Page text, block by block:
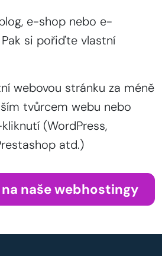
e-shop nebo e-
si pořiďte vlastní
webovou stránku za méně
tvůrcem webu nebo
(WordPress,
atd.)
naše webhostingy